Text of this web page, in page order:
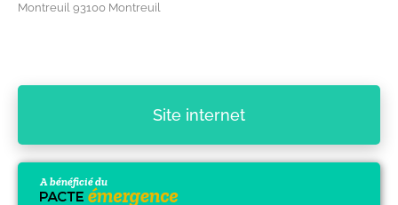
Montreuil 93100 Montreuil
Site internet
A bénéficié du